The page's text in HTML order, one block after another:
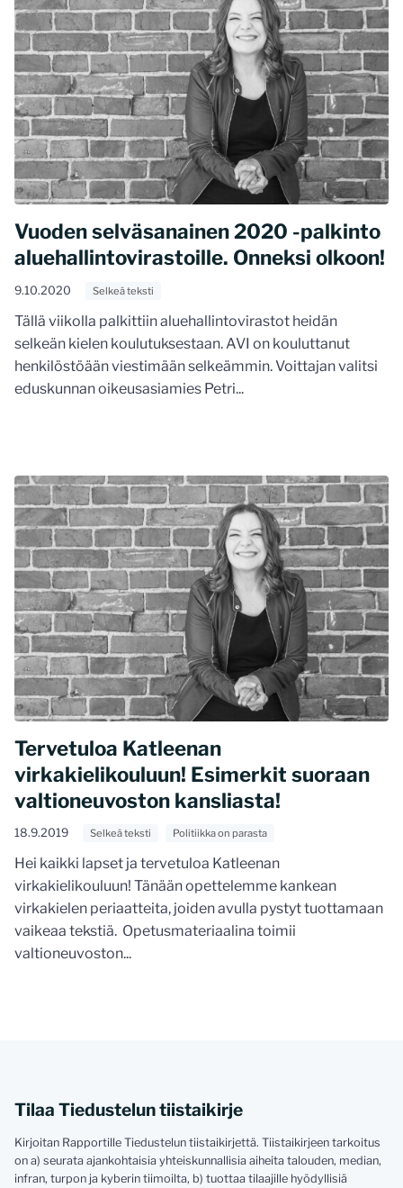
Vuoden selväsanainen 2020 -palkinto
aluehallintovirastoille. Onneksi olkoon!
9.10.2020 Selkeä teksti
Tällä viikolla palkittiin aluehallintovirastot heidän
selkeän kielen koulutuksestaan. AVI on kouluttanut
henkilöstöään viestimään selkeämmin. Voittajan valitsi
eduskunnan oikeusasiamies Petri...
Tervetuloa Katleenan
virkakielikouluun! Esimerkit suoraan
valtioneuvoston kansliasta!
18.9.2019 Selkeä teksti Politiikka on parasta
Hei kaikki lapset ja tervetuloa Katleenan
virkakielikouluun! Tänään opettelemme kankean
virkakielen periaatteita, joiden avulla pystyt tuottamaan
vaikeaa tekstiä. Opetusmateriaalina toimii
valtioneuvoston...
Tilaa Tiedustelun tiistaikirje
Kirjoitan Rapportille Tiedustelun tiistaikirjettä. Tiistaikirjeen tarkoitus
on a) seurata ajankohtaisia yhteiskunnallisia aiheita talouden, median,
infran, turpon ja kyberin tiimoilta, b) tuottaa tilaajille hyödyllisiä